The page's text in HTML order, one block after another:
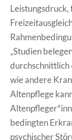
Leistungsdruck,
„Studien
durchschnittlich
wie andere
Altenpflege
bedingten
psychischer